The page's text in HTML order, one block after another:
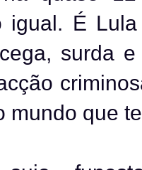
igual. É
surda
mundo que